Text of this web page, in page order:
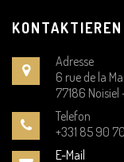
Adresse
6 rue de la
77186 Noisiel
Telefon
+331 85 90
E-Mail